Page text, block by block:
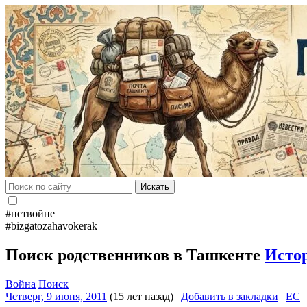
Искать
#нетвойне
#bizgatozahavokerak
Поиск родственников в Ташкенте
Война Поиск
Четверг, 9 июня, 2011 (15 лет назад) | Добавить в закладки | EC